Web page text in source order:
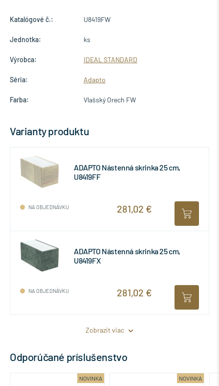
Katalógové č.: U8419FW
Jednotka: ks
Výrobca: IDEAL STANDARD
Séria: Adapto
Farba: Vlašský Orech FW
Varianty produktu
ADAPTO Nástenná skrinka 25 cm,
U8419FF
NA OBJEDNÁVKU 281,02 €
ADAPTO Nástenná skrinka 25 cm,
U8419FX
NA OBJEDNÁVKU 281,02 €
Zobrazit viac
Odporúčané príslušenstvo
NOVINKA NOVINKA